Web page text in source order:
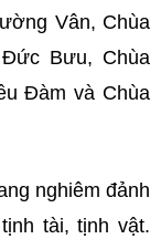
Vân, Chùa
Bưu, Chùa
Đàm và Chùa
nghiêm đảnh
tài, tịnh vật.